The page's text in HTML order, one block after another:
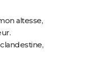
altesse,